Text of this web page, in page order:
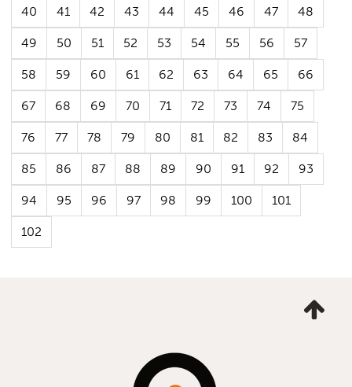
40 41 42 43 44 45 46 47 48
49 50 51 52 53 54 55 56 57
58 59 60 61 62 63 64 65 66
67 68 69 70 71 72 73 74 75
76 77 78 79 80 81 82 83 84
85 86 87 88 89 90 91 92 93
94 95 96 97 98 99 100 101
102
mig